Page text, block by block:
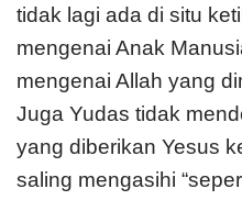
tidak lagi ada di situ
mengenai Anak
mengenai Allah yang
Juga Yudas tidak
yang diberikan Yesus
saling mengasihi